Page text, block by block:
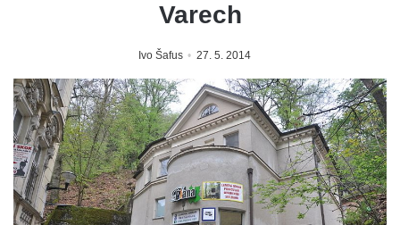
Varech
Ivo Šafus 27. 5. 2014